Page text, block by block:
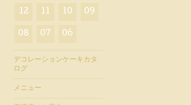
12 11 10 09
08 07 06
デコレーションケーキカタ
ログ
メニュー